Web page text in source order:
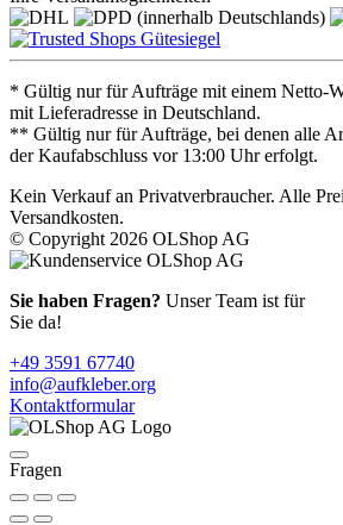
* Gültig nur für Aufträge mit einem Netto-
mit Lieferadresse in Deutschland.
** Gültig nur für Aufträge, bei denen alle
der Kaufabschluss vor 13:00 Uhr erfolgt.
Kein Verkauf an Privatverbraucher. Alle
Versandkosten.
© Copyright 2026 OLShop AG
Sie haben Fragen? Unser Team ist für
Sie da!
+49 3591 67740
info@aufkleber.org
Kontaktformular
Fragen